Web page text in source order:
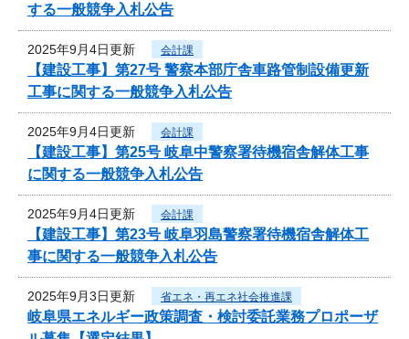
する一般競争入札公告
2025年9月4日更新 会計課
【建設工事】第27号 警察本部庁舎車路管制設備更新
工事に関する一般競争入札公告
2025年9月4日更新 会計課
【建設工事】第25号 岐阜中警察署待機宿舎解体工事
に関する一般競争入札公告
2025年9月4日更新 会計課
【建設工事】第23号 岐阜羽島警察署待機宿舎解体工
事に関する一般競争入札公告
2025年9月3日更新 省エネ・再エネ社会推進課
岐阜県エネルギー政策調査・検討委託業務プロポーザ